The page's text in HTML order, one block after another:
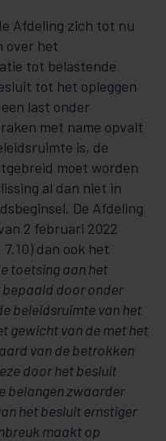
Afdeling zich tot nu
over het
tot belastende
tot het opleggen
last onder
met name opvalt
is, de
moet worden
al dan niet in
De Afdeling
2 februari 2022
dan ook het
toetsing aan het
door onder
beleidsruimte van het
gewicht van de met het
van de betrokken
door het besluit
belangen zwaarder
het besluit ernstiger
maakt op